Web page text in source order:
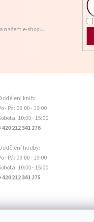
našem e-shopu.
knih:
- Pá: 09:00 - 19:00
10:00 - 15:00
212 341 276
hudby:
- Pá: 09:00 - 19:00
10:00 - 15:00
212 341 275